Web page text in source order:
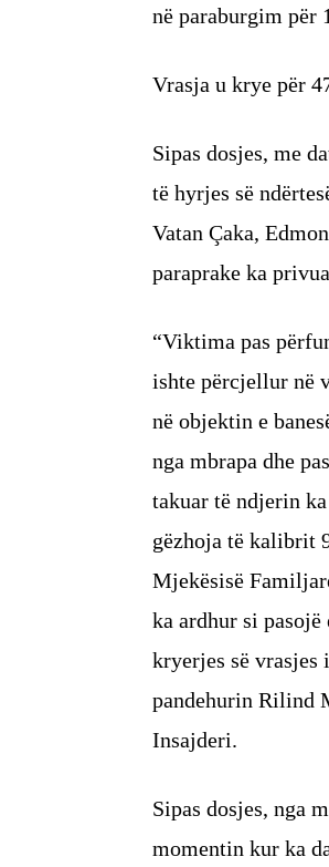
në paraburgim për
Vrasja u krye për
Sipas dosjes, me
të hyrjes së
Vatan Çaka,
paraprake ka
“Viktima pas
ishte përcjellur në
në objektin e
nga mbrapa dhe
takuar të ndjerin
gëzhoja të kalibrit
Mjekësisë
ka ardhur si
kryerjes së
pandehurin Rilind
Insajderi.
Sipas dosjes, nga
momentin kur ka